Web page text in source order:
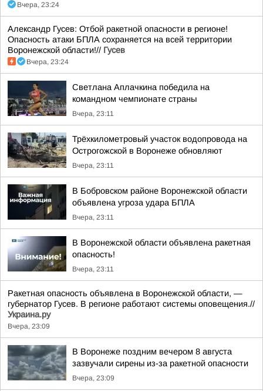
Вчера, 23:24
Александр Гусев: Отбой ракетной опасности в регионе!
Опасность атаки БПЛА сохраняется на всей территории
Воронежской области!// Гусев
Вчера, 23:24
Светлана Аплачкина победила на
командном чемпионате страны
Вчера, 23:11
Трёхкилометровый участок водопровода на
Острогожской в Воронеже обновляют
Вчера, 23:11
В Бобровском районе Воронежской области
объявлена угроза удара БПЛА
Вчера, 23:11
В Воронежской области объявлена ракетная
опасность!
Вчера, 23:11
Ракетная опасность объявлена в Воронежской области, —
губернатор Гусев. В регионе работают системы оповещения.//
Украина.ру
Вчера, 23:09
В Воронеже поздним вечером 8 августа
зазвучали сирены из-за ракетной опасности
Вчера, 23:09